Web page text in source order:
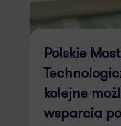
Polskie
kolejne
wsparcia